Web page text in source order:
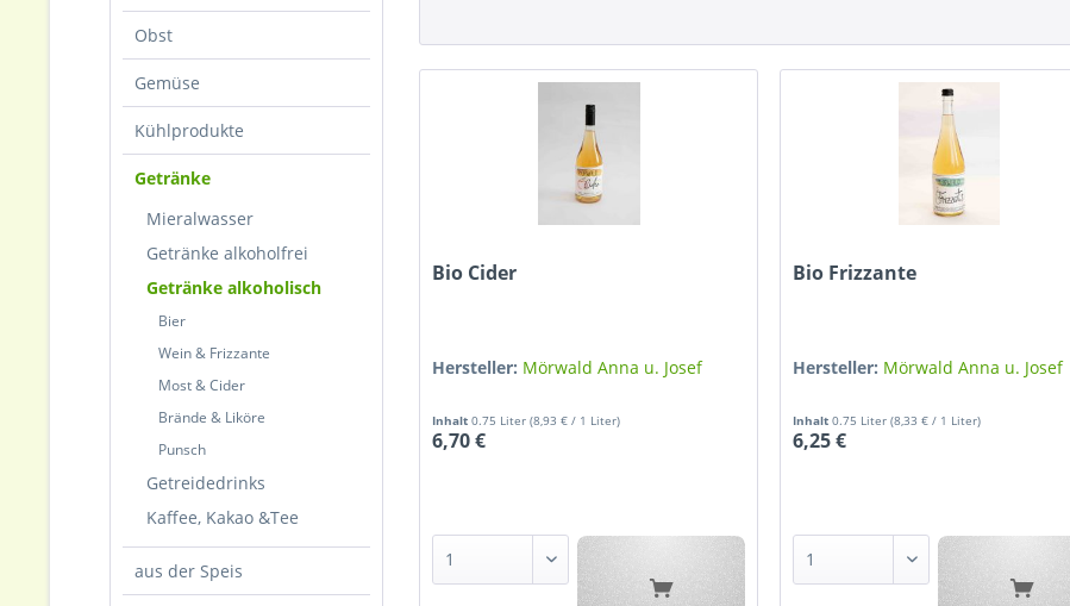
Obst
Gemüse
Kühlprodukte
Getränke
Mieralwasser
Getränke alkoholfrei
Getränke alkoholisch
Bier
Wein & Frizzante
Most & Cider
Brände & Liköre
Punsch
Getreidedrinks
Kaffee, Kakao &Tee
aus der Speis
Bio Cider
Hersteller: Mörwald Anna u. Josef
Inhalt0.75 Liter(8,93 € / 1 Liter)
6,70 €
Bio Frizzante
Hersteller: Mörwald Anna u. Josef
Inhalt0.75 Liter(8,33 € / 1 Liter)
6,25 €